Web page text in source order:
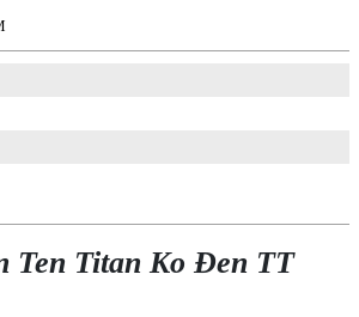
Ten Titan Ko Đen TT